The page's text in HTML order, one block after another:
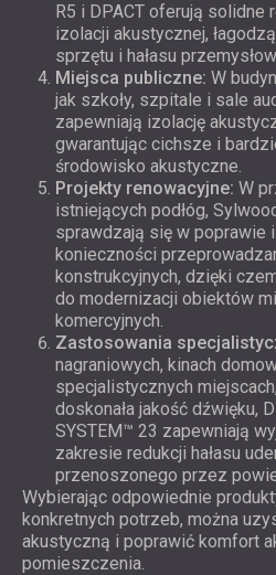
R5 i DPACT oferują
izolacji akustycznej,
sprzętu i hałasu
Miejsca publiczne: W
jak szkoły, szpitale i sale
zapewniają izolację
gwarantując cichsze i
środowisko akustyczne.
Projekty renowacyjne: W
istniejących podłóg,
sprawdzają się w poprawie
konieczności
konstrukcyjnych, dzięki
do modernizacji obiektów
komercyjnych.
Zastosowania
nagraniowych, kinach
specjalistycznych
doskonała jakość dźwięku,
SYSTEM™ 23 zapewniają
zakresie redukcji hałasu
przenoszonego przez
Wybierając odpowiednie
konkretnych potrzeb, można
akustyczną i poprawić komfort
pomieszczenia.